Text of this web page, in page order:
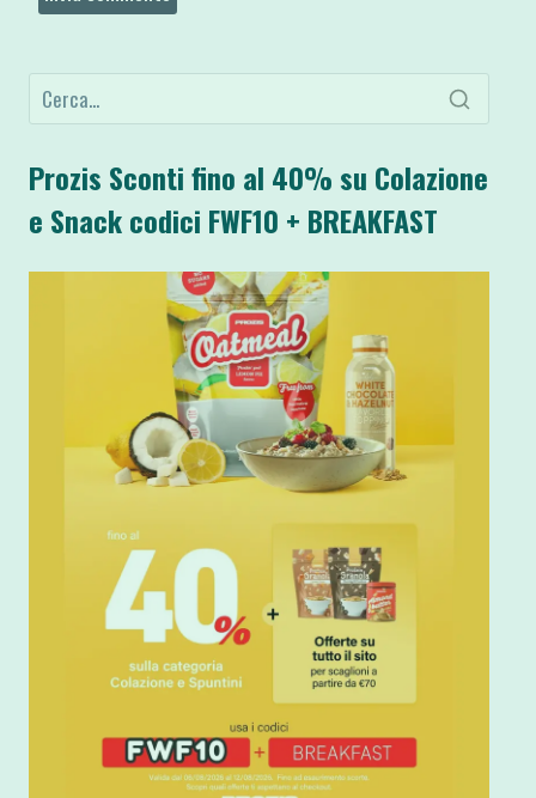
Prozis Sconti fino al 40% su Colazione
e Snack codici FWF10 + BREAKFAST